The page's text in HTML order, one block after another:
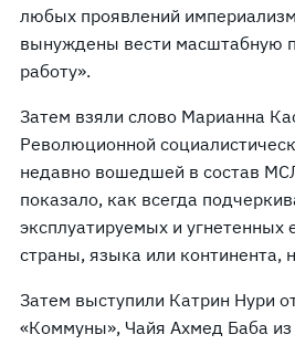
любых проявлений
вынуждены вести масштабную
работу».
Затем взяли слово Марианна
Революционной
недавно вошедшей в состав
показало, как всегда
эксплуатируемых и угнетенных
страны, языка или
Затем выступили Катрин Нури
«Коммуны», Чайя Ахмед Баба